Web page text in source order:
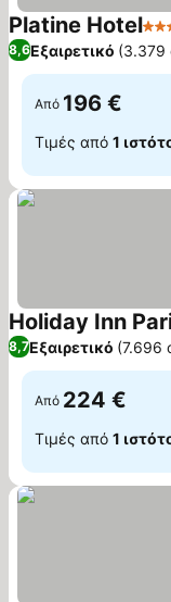
Platine Hotel4
8,6Εξαιρετικό (3.379
Από 196 €
Τιμές από 1
Holiday Inn
8,7Εξαιρετικό (7.696
Από 224 €
Τιμές από 1